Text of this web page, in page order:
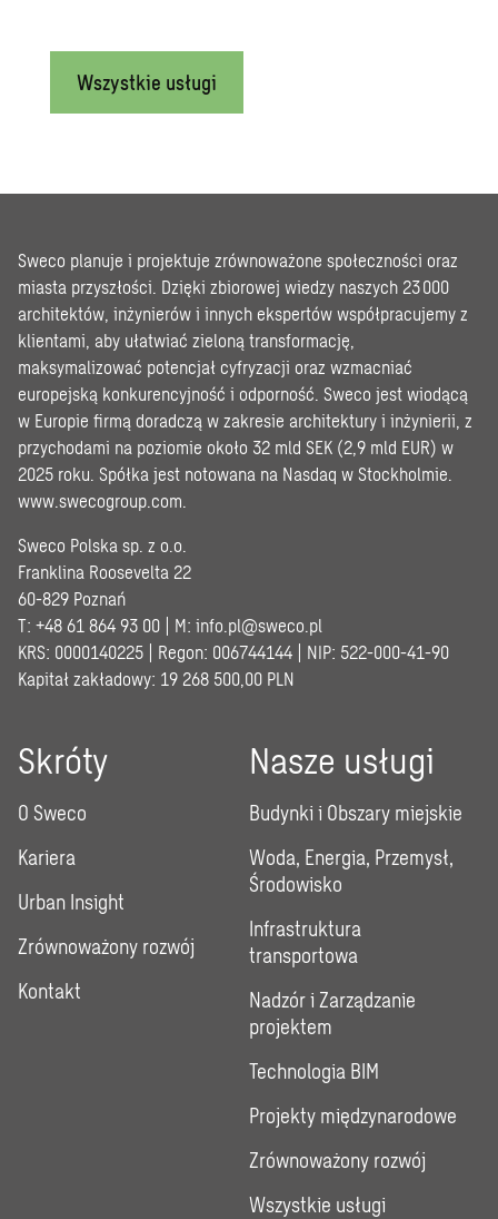
Wszystkie usługi
Sweco planuje i projektuje zrównoważone społeczności oraz
miasta przyszłości. Dzięki zbiorowej wiedzy naszych 23 000
architektów, inżynierów i innych ekspertów współpracujemy z
klientami, aby ułatwiać zieloną transformację,
maksymalizować potencjał cyfryzacji oraz wzmacniać
europejską konkurencyjność i odporność. Sweco jest wiodącą
w Europie firmą doradczą w zakresie architektury i inżynierii, z
przychodami na poziomie około 32 mld SEK (2,9 mld EUR) w
2025 roku. Spółka jest notowana na Nasdaq w Stockholmie.
www.swecogroup.com
Sweco Polska sp. z o.o.
Franklina Roosevelta 22
60-829 Poznań
T: +48 61 864 93 00 | M: info.pl@sweco.pl
KRS: 0000140225 | Regon: 006744144 | NIP: 522-000-41-90
Kapitał zakładowy: 19 268 500,00 PLN
Skróty
O Sweco
Kariera
Urban Insight
Zrównoważony rozwój
Kontakt
Nasze usługi
Budynki i Obszary miejskie
Woda, Energia, Przemysł,
Środowisko
Infrastruktura
transportowa
Nadzór i Zarządzanie
projektem
Technologia BIM
Projekty międzynarodowe
Zrównoważony rozwój
Wszystkie usługi